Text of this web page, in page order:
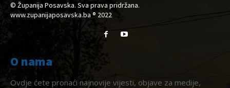
© Županija Posavska. Sva prava pridržana.
www.zupanijaposavska.ba ® 2022
O nama
Ovdje ćete pronaći najnovije vijesti, objave za medije,